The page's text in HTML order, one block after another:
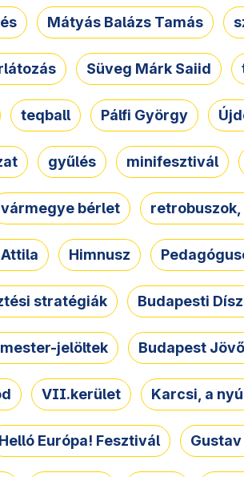
Mátyás Balázs Tamás
Süveg Márk Saiid
teqball Pálfi György
gyűlés minifesztivál
vármegye bérlet retrobuszok,
Himnusz
stratégiák Budapesti
jelöltek Budapest
VII.kerület Karcsi, a
Helló Európa! Fesztivál